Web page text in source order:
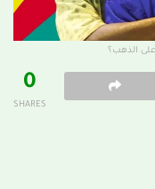
الذهب؟
0
SHARES